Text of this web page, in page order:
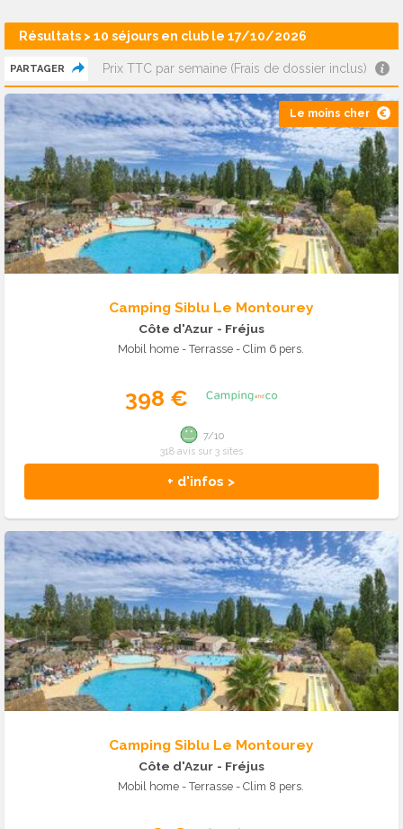
Résultats > 10 séjours en club le 17/10/2026
PARTAGER Prix TTC par semaine (Frais de dossier inclus)
Le moins cher
Camping Siblu Le Montourey
Côte d'Azur - Fréjus
Mobil home - Terrasse - Clim 6 pers.
398 €
+ d'infos >
7/10
318 avis sur 3 sites
Camping Siblu Le Montourey
Côte d'Azur - Fréjus
Mobil home - Terrasse - Clim 8 pers.